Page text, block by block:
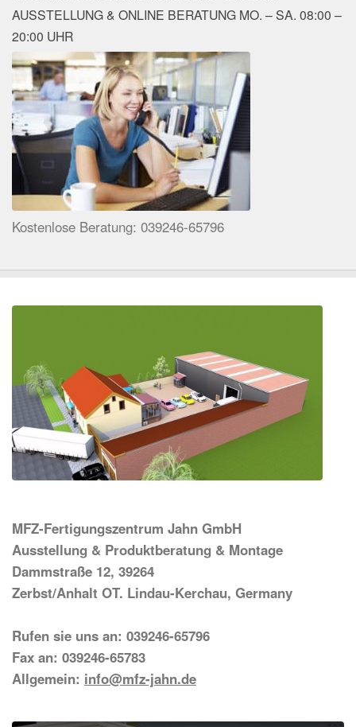
AUSSTELLUNG & ONLINE BERATUNG MO. – SA. 08:00 –
20:00 UHR
Kostenlose Beratung: 039246-65796
MFZ-Fertigungszentrum Jahn GmbH
Ausstellung & Produktberatung & Montage
Dammstraße 12, 39264
Zerbst/Anhalt OT. Lindau-Kerchau, Germany
Rufen sie uns an: 039246-65796
Fax an: 039246-65783
Allgemein: info@mfz-jahn.de